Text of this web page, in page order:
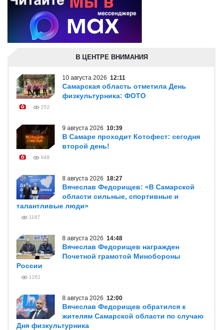
В ЦЕНТРЕ ВНИМАНИЯ
10 августа 2026 12:11
Самарская область отметила День
физкультурника: ФОТО
252
9 августа 2026 10:39
В Самаре проходит Котофест: сегодня
второй день!
848
8 августа 2026 18:27
Вячеслав Федорищев: «В Самарской
области сильные, спортивные и
талантливые люди»
1187
8 августа 2026 14:48
Вячеслав Федорищев награжден
Почетной грамотой Минобороны
России
1261
8 августа 2026 12:00
Вячеслав Федорищев обратился к
жителям Самарской области по случаю
Дня физкультурника